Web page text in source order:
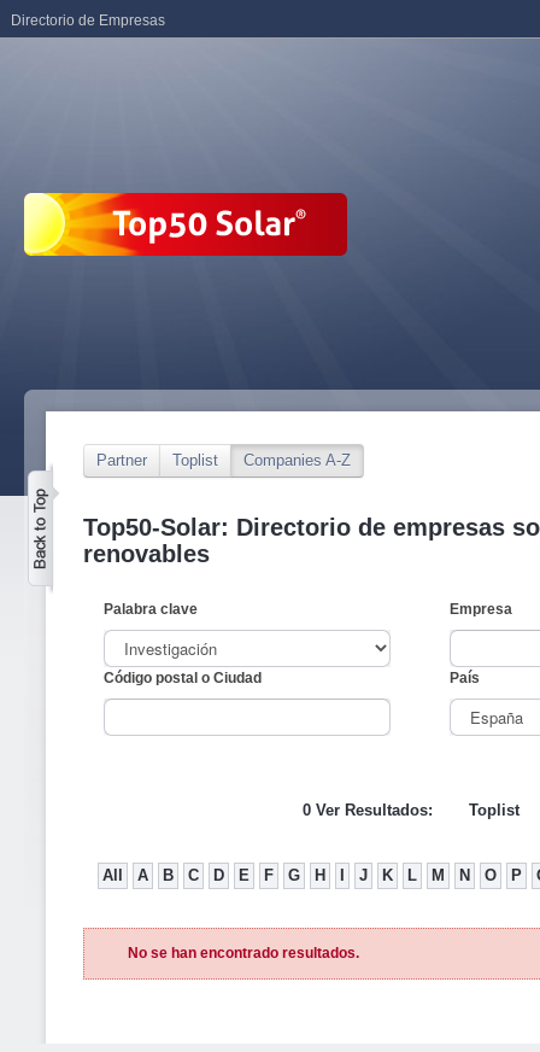
Partner Toplist Companies A-Z
Top50-Solar: Directorio de empresas
renovables
Palabra clave Empresa
Código postal o Ciudad País
0 Ver Resultados: Toplist
All A B C D E F G H J K L M N O P
No se han encontrado resultados.
Directorio de Empresas